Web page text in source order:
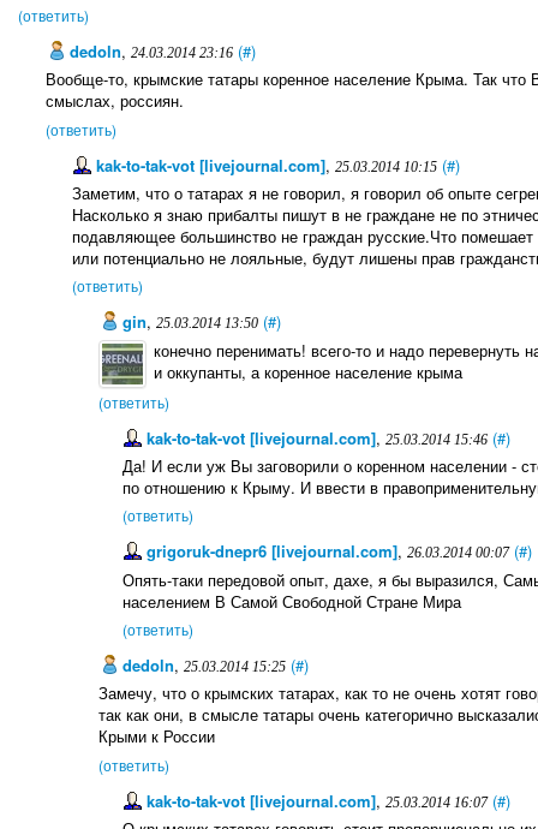
(ответить)
dedoln, 24.03.2014 23:16 (#)
Вообще-то, крымские татары коренное население Крыма. Так что
смыслах, россиян.
(ответить)
kak-to-tak-vot [livejournal.com],25.03.2014 10:15 (#)
Заметим, что о татарах я не говорил, я говорил об опыте
Насколько я знаю прибалты пишут в не граждане не по
подавляющее большинство не граждан русские.Что
или потенциально не лояльные, будут лишены прав
(ответить)
gin, 25.03.2014 13:50 (#)
конечно перенимать! всего-то и надо перевернуть
и оккупанты, а коренное население крыма
(ответить)
kak-to-tak-vot [livejournal.com],25.03.2014 15:46 (#)
Да! И если уж Вы заговорили о коренном населении -
по отношению к Крыму. И ввести в
(ответить)
grigoruk-dnepr6 [livejournal.com],26.03.2014 00:07 (#)
Опять-таки передовой опыт, дахе, я бы выразился,
населением В Самой Свободной Стране Мира
(ответить)
dedoln, 25.03.2014 15:25 (#)
Замечу, что о крымских татарах, как то не очень хотят
так как они, в смысле татары очень категорично
Крыми к России
(ответить)
kak-to-tak-vot [livejournal.com],25.03.2014 16:07 (#)